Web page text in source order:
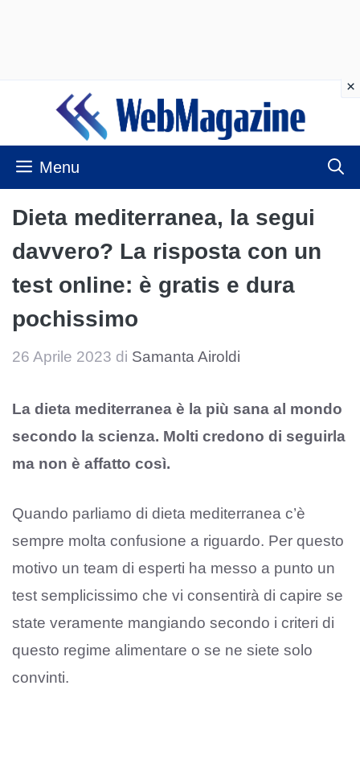
contenuto
Menu
Dieta mediterranea, la segui
davvero? La risposta con un
test online: è gratis e dura
pochissimo
26 Aprile 2023 di Samanta Airoldi
La dieta mediterranea è la più sana al mondo
secondo la scienza. Molti credono di seguirla
ma non è affatto così.
Quando parliamo di dieta mediterranea c’è
sempre molta confusione a riguardo. Per questo
motivo un team di esperti ha messo a punto un
test semplicissimo che vi consentirà di capire se
state veramente mangiando secondo i criteri di
questo regime alimentare o se ne siete solo
convinti.